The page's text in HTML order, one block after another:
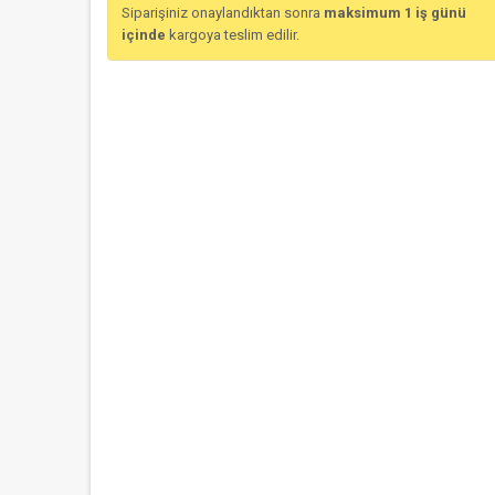
Siparişiniz onaylandıktan sonra maksimum 1 iş günü
içinde kargoya teslim edilir.